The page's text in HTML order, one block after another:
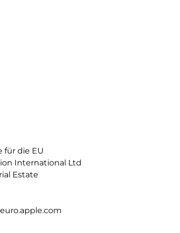
für die EU
International Ltd
Estate